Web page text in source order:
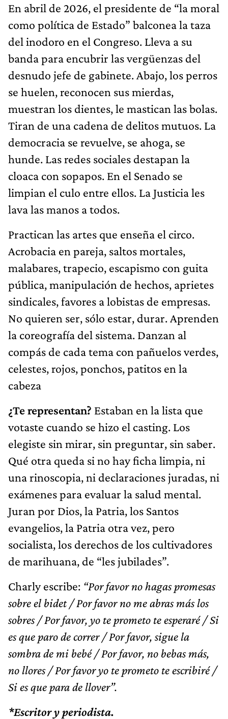
En abril de 2026, el presidente de “la moral
como política de Estado” balconea la taza
del inodoro en el Congreso. Lleva a su
banda para encubrir las vergüenzas del
desnudo jefe de gabinete. Abajo, los perros
se huelen, reconocen sus mierdas,
muestran los dientes, le mastican las bolas.
Tiran de una cadena de delitos mutuos. La
democracia se revuelve, se ahoga, se
hunde. Las redes sociales destapan la
cloaca con sopapos. En el Senado se
limpian el culo entre ellos. La Justicia les
lava las manos a todos.
Practican las artes que enseña el circo.
Acrobacia en pareja, saltos mortales,
malabares, trapecio, escapismo con guita
pública, manipulación de hechos, aprietes
sindicales, favores a lobistas de empresas.
No quieren ser, sólo estar, durar. Aprenden
la coreografía del sistema. Danzan al
compás de cada tema con pañuelos verdes,
celestes, rojos, ponchos, patitos en la
cabeza
¿Te representan? Estaban en la lista que
votaste cuando se hizo el casting. Los
elegiste sin mirar, sin preguntar, sin saber.
Qué otra queda si no hay ficha limpia, ni
una rinoscopia, ni declaraciones juradas, ni
exámenes para evaluar la salud mental.
Juran por Dios, la Patria, los Santos
evangelios, la Patria otra vez, pero
socialista, los derechos de los cultivadores
de marihuana, de “les jubilades”.
Charly escribe: “Por favor no hagas promesas
sobre el bidet / Por favor no me abras más los
sobres / Por favor, yo te prometo te esperaré / Si
es que paro de correr / Por favor, sigue la
sombra de mi bebé / Por favor, no bebas más,
no llores / Por favor yo te prometo te escribiré /
Si es que para de llover”.
*Escritor y periodista.